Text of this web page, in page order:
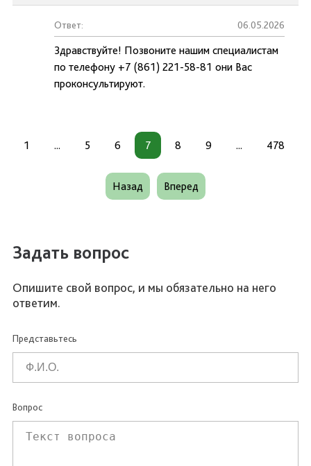
Ответ: 06.05.2026
Здравствуйте! Позвоните нашим специалистам
по телефону +7 (861) 221-58-81 они Вас
проконсультируют.
1 ... 5 6 7 8 9 ... 478
Назад Вперед
Задать вопрос
Опишите свой вопрос, и мы обязательно на него
ответим.
Представьтесь
Вопрос